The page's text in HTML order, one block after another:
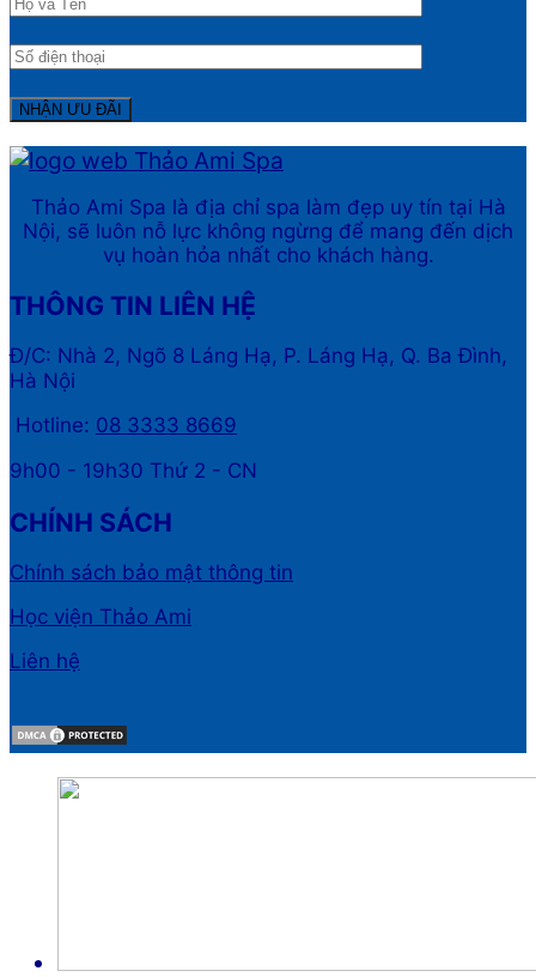
Thảo Ami Spa là địa chỉ spa làm đẹp uy tín tại Hà
Nội, sẽ luôn nỗ lực không ngừng để mang đến dịch
vụ hoàn hỏa nhất cho khách hàng.
THÔNG TIN LIÊN HỆ
Đ/C: Nhà 2, Ngõ 8 Láng Hạ, P. Láng Hạ, Q. Ba Đình,
Hà Nội
Hotline: 08 3333 8669
9h00 - 19h30 Thứ 2 - CN
CHÍNH SÁCH
Chính sách bảo mật thông tin
Học viện Thảo Ami
Liên hệ